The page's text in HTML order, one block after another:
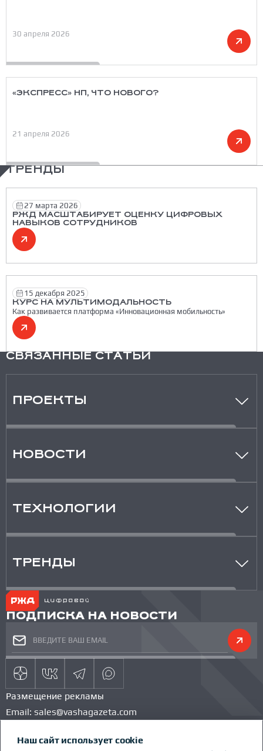
30 апреля 2026
«ЭКСПРЕСС» НП, ЧТО НОВОГО?
21 апреля 2026
ТРЕНДЫ
27 марта 2026
РЖД МАСШТАБИРУЕТ ОЦЕНКУ ЦИФРОВЫХ
НАВЫКОВ СОТРУДНИКОВ
15 декабря 2025
КУРС НА МУЛЬТИМОДАЛЬНОСТЬ
Как развивается платформа «Инновационная мобильность»
СВЯЗАННЫЕ СТАТЬИ
ПРОЕКТЫ
НОВОСТИ
ТЕХНОЛОГИИ
ТРЕНДЫ
ПОДПИСКА НА НОВОСТИ
Размещение рекламы
Email: sales@vashagazeta.com
КОМАНДА ПРОЕКТА
Наш сайт использует cookie